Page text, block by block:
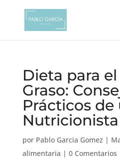
Dieta para
Graso:
Prácticos de
Nutricionista
por Pablo Garcia Gomez |
alimentaria | 0 Comentarios